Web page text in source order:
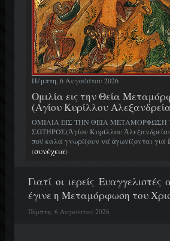
Πέμπτη, 6 Αυγούστου 2026
Ομιλία εις την Θεία
(Αγίου Κυρίλλου
ΟΜΙΛΙΑ ΕΙΣ ΤΗΝ ΘΕΙΑ ΜΕΤΑΜΟΡΦΩΣΗ
ΣΩΤΗΡΟΣ(Ἁγίου Κυρίλλου
πού καλά γνωρίζουν νά ἀγωνίζονται γιά
(συνέχεια)
Γιατί οι ιερείς
έγινε η Μεταμόρφωση του
Πέμπτη, 6 Αυγούστου 2026